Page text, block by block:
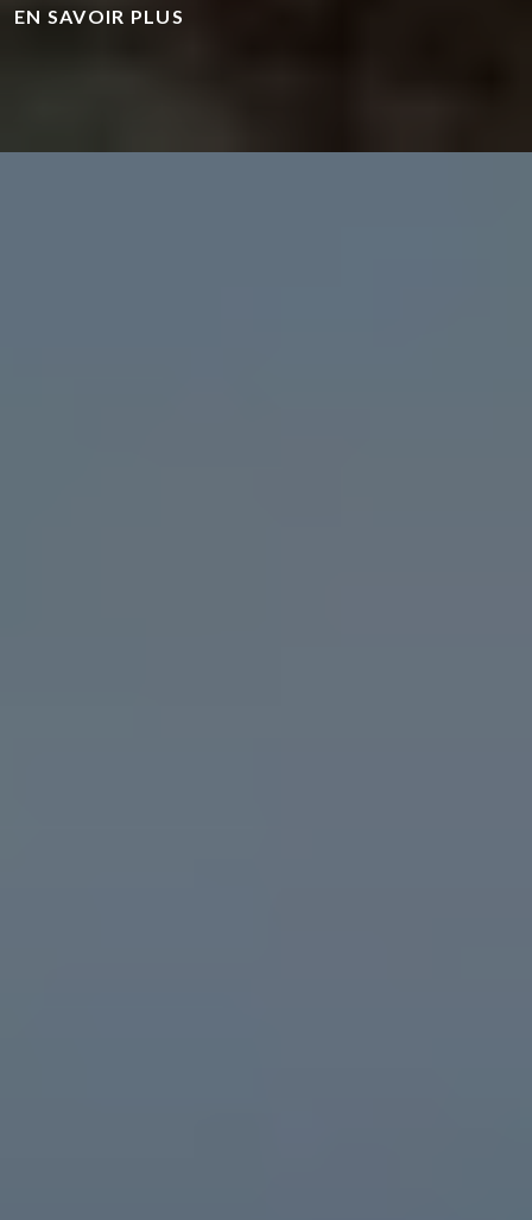
EN SAVOIR PLUS